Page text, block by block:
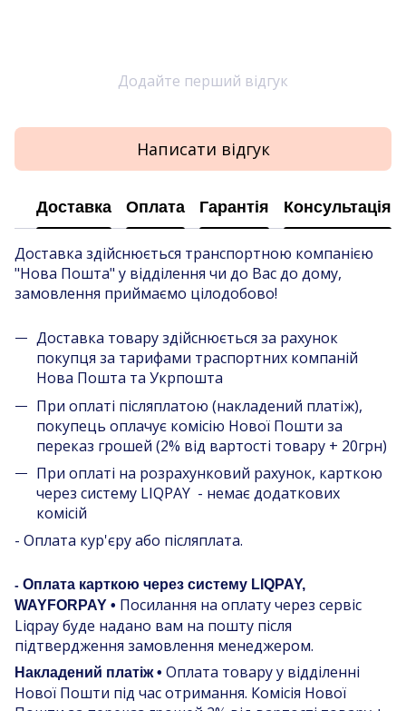
Додайте перший відгук
Написати відгук
Доставка Оплата Гарантія Консультація
Доставка здійснюється транспортною компанією
"Нова Пошта" у відділення чи до Вас до дому,
замовлення приймаємо цілодобово!
Доставка товару здійснюється за рахунок
покупця за тарифами траспортних компаній
Нова Пошта та Укрпошта
При оплаті післяплатою (накладений платіж),
покупець оплачує комісію Нової Пошти за
переказ грошей (2% від вартості товару + 20грн)
При оплаті на розрахунковий рахунок, карткою
через систему LIQPAY - немає додаткових
комісій
- Оплата кур'єру або післяплата.
- Оплата карткою через систему LIQPAY,
WAYFORPAY • Посилання на оплату через сервіс
Liqpay буде надано вам на пошту після
підтвердження замовлення менеджером.
Накладений платіж • Оплата товару у відділенні
Нової Пошти під час отримання. Комісія Нової